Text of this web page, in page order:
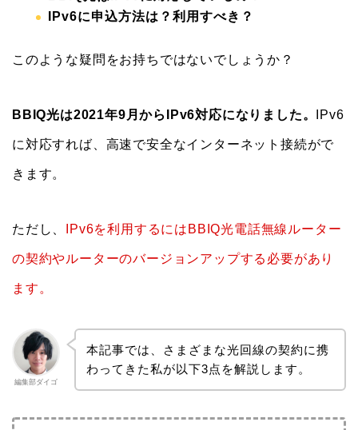
IPv6に申込方法は？利用すべき？
このような疑問をお持ちではないでしょうか？
BBIQ光は2021年9月からIPv6対応になりました。 IPv6
に対応すれば、高速で安全なインターネット接続がで
きます。
ただし、 IPv6を利用するにはBBIQ光電話無線ルーター
の契約やルーターのバージョンアップする必要があり
ます。
編集部ダイゴ
本記事では、さまざまな光回線の契約に携
わってきた私が以下3点を解説します。